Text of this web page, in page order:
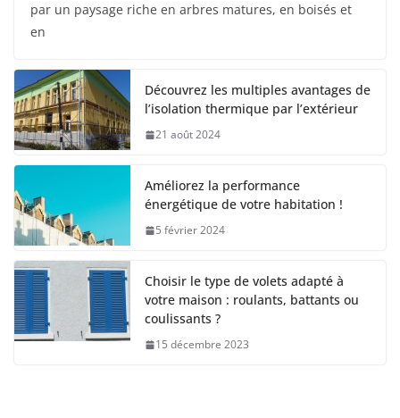
par un paysage riche en arbres matures, en boisés et
en
Découvrez les multiples avantages de
l’isolation thermique par l’extérieur
21 août 2024
Améliorez la performance
énergétique de votre habitation !
5 février 2024
Choisir le type de volets adapté à
votre maison : roulants, battants ou
coulissants ?
15 décembre 2023